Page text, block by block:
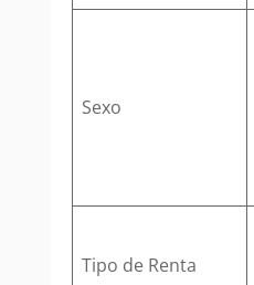
Sexo
Tipo de Renta